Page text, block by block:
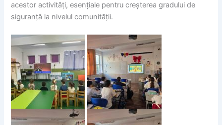
acestor activități, esențiale pentru creșterea gradului de
siguranță la nivelul comunității.